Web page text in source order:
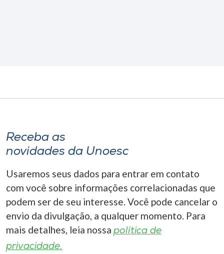
Receba as
novidades da Unoesc
Usaremos seus dados para entrar em contato
com você sobre informações correlacionadas que
podem ser de seu interesse. Você pode cancelar o
envio da divulgação, a qualquer momento. Para
mais detalhes, leia nossa política de
privacidade.